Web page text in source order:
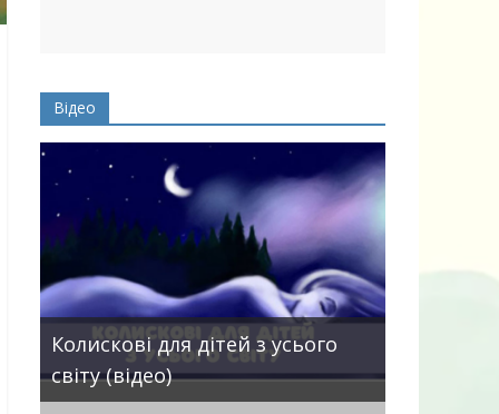
Відео
Колискові для дітей з усього
світу (відео)